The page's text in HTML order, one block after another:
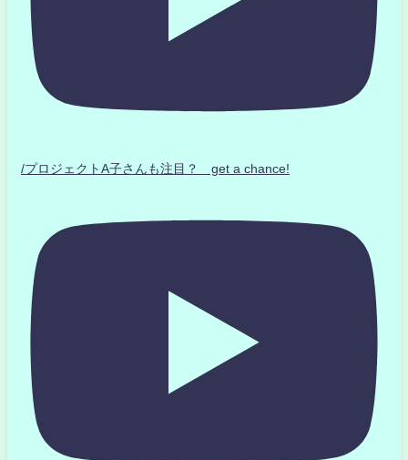
/プロジェクトA子さんも注目？ get a chance!